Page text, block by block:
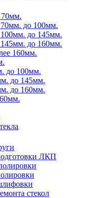
до 100мм.
до 145мм.
до 160мм.
160мм.
до 100мм.
до 145мм.
до 160мм.
ЛКП
стекол